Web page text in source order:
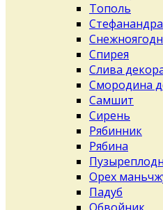
Тополь
Стефанандра
Спирея
Слива
Смородина
Самшит
Сирень
Рябинник
Рябина
Орех
Падуб